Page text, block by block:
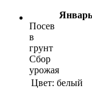
Январь
Посев
в
грунт
Сбор
урожая
Цвет: белый